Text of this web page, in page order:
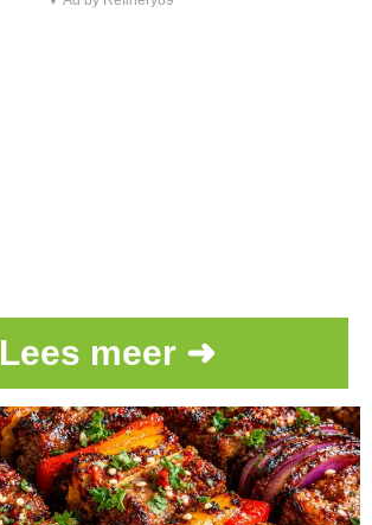
Lees meer ➜